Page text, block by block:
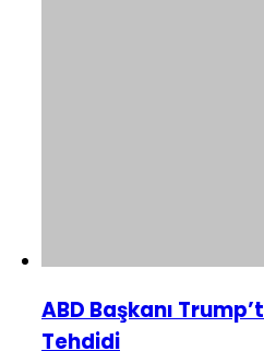
ABD Başkanı
Tehdidi